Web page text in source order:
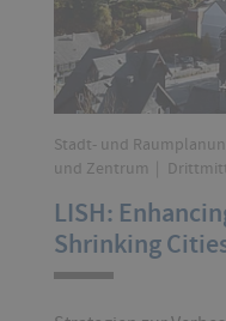
Stadt- und
und Zentrum
LISH:
Shrinking